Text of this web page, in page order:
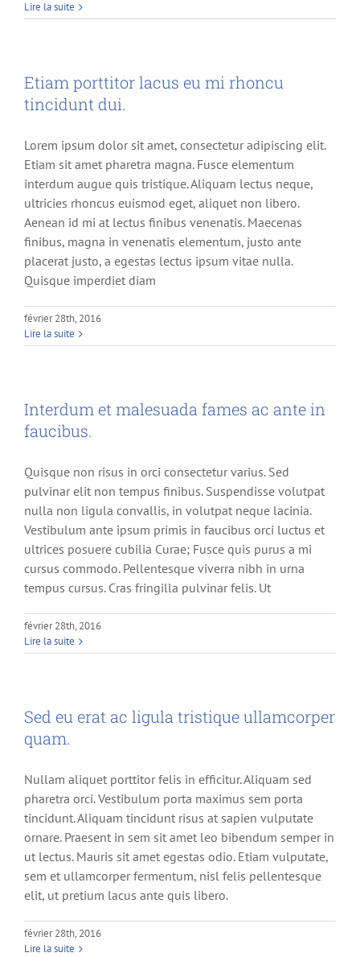
Lire la suite
Etiam porttitor lacus eu mi rhoncu
tincidunt dui.
Lorem ipsum dolor sit amet, consectetur adipiscing elit.
Etiam sit amet pharetra magna. Fusce elementum
interdum augue quis tristique. Aliquam lectus neque,
ultricies rhoncus euismod eget, aliquet non libero.
Aenean id mi at lectus finibus venenatis. Maecenas
finibus, magna in venenatis elementum, justo ante
placerat justo, a egestas lectus ipsum vitae nulla.
Quisque imperdiet diam
février 28th, 2016
Lire la suite
Interdum et malesuada fames ac ante in
faucibus.
Quisque non risus in orci consectetur varius. Sed
pulvinar elit non tempus finibus. Suspendisse volutpat
nulla non ligula convallis, in volutpat neque lacinia.
Vestibulum ante ipsum primis in faucibus orci luctus et
ultrices posuere cubilia Curae; Fusce quis purus a mi
cursus commodo. Pellentesque viverra nibh in urna
tempus cursus. Cras fringilla pulvinar felis. Ut
février 28th, 2016
Lire la suite
Sed eu erat ac ligula tristique ullamcorper
quam.
Nullam aliquet porttitor felis in efficitur. Aliquam sed
pharetra orci. Vestibulum porta maximus sem porta
tincidunt. Aliquam tincidunt risus at sapien vulputate
ornare. Praesent in sem sit amet leo bibendum semper in
ut lectus. Mauris sit amet egestas odio. Etiam vulputate,
sem et ullamcorper fermentum, nisl felis pellentesque
elit, ut pretium lacus ante quis libero.
février 28th, 2016
Lire la suite